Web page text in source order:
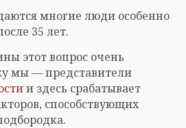
многие люди особенно
35 лет.
этот вопрос очень
мы — представители
и здесь срабатывает
способствующих